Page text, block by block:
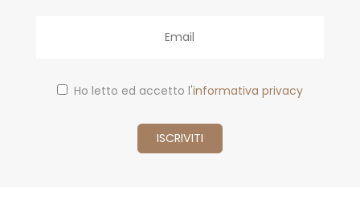
Ho letto ed accetto l'informativa privacy